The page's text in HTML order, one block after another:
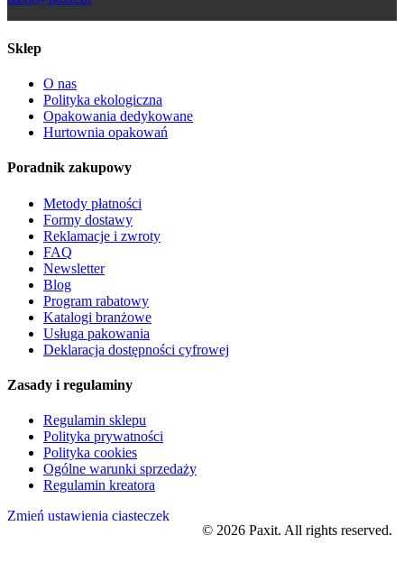
Sklep
O nas
Polityka ekologiczna
Opakowania dedykowane
Hurtownia opakowań
Poradnik zakupowy
Metody płatności
Formy dostawy
Reklamacje i zwroty
FAQ
Newsletter
Blog
Program rabatowy
Katalogi branżowe
Usługa pakowania
Deklaracja dostępności cyfrowej
Zasady i regulaminy
Regulamin sklepu
Polityka prywatności
Polityka cookies
Ogólne warunki sprzedaży
Regulamin kreatora
Zmień ustawienia ciasteczek
© 2026 Paxit. All rights reserved.